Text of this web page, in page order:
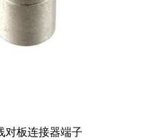
对板连接器端子